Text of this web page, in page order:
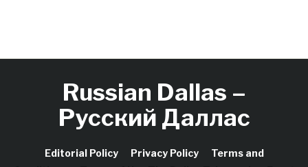
Russian Dallas –
Русский Даллас
Editorial Policy Privacy Policy
Terms and